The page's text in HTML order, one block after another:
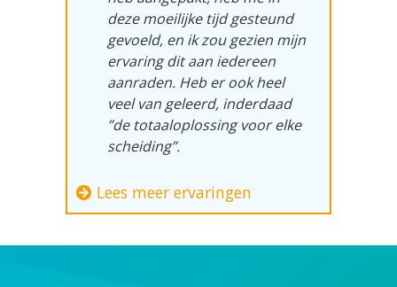
deze moeilijke tijd gesteund
gevoeld, en ik zou gezien mijn
ervaring dit aan iedereen
aanraden. Heb er ook heel
veel van geleerd, inderdaad
”de totaaloplossing voor elke
scheiding”.
Lees meer ervaringen